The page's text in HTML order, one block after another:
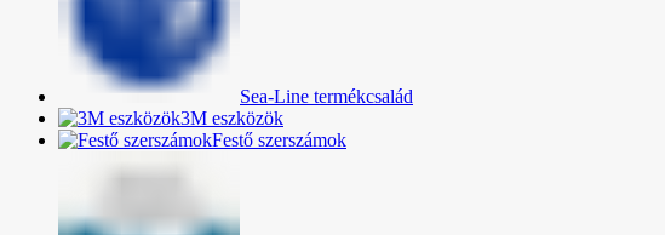
Sea-Line termékcsalád
3M eszközök
Festő szerszámok